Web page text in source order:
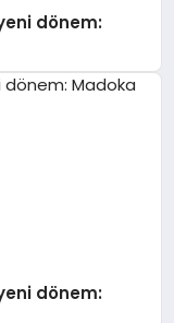
dönem:
dönem: